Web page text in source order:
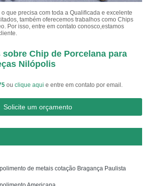
que precisa com toda a Qualificada e excelente
também oferecemos trabalhos como Chips
Por isso, entre em contato conosco,estamos
sobre Chip de Porcelana para
Nilópolis
ou clique aqui e entre em contato por email.
Solicite um orçamento
de metais cotação Bragança Paulista